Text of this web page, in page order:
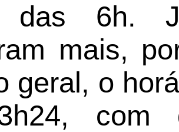
das 6h.
mais,
geral, o
com